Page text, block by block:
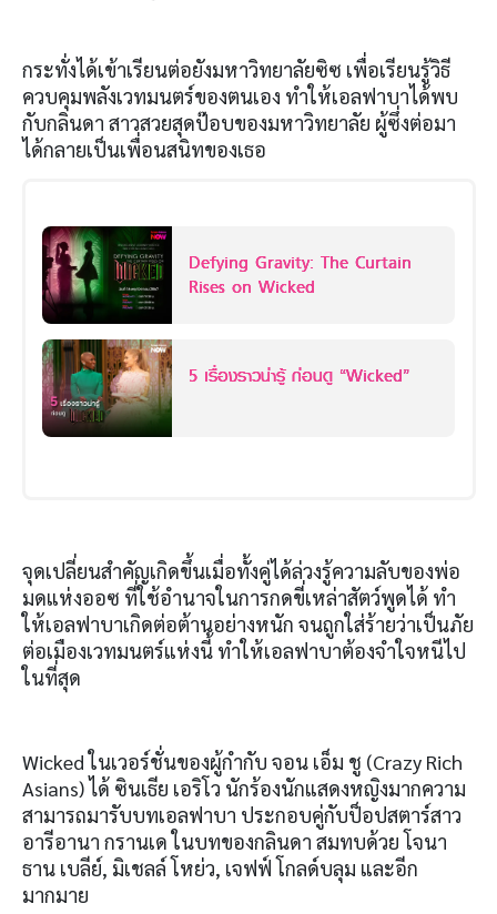
กระทั่งได้เข้าเรียนต่อยังมหาวิทยาลัยซิซ เพื่อเรียนรู้วิธี
ควบคุมพลังเวทมนตร์ของตนเอง ทำให้เอลฟาบาได้พบ
กับกลินดา สาวสวยสุดป๊อบของมหาวิทยาลัย ผู้ซึ่งต่อมา
ได้กลายเป็นเพื่อนสนิทของเธอ
Defying Gravity: The Curtain
Rises on Wicked
5 เรื่องราวน่ารู้ ก่อนดู “Wicked”
จุดเปลี่ยนสำคัญเกิดขึ้นเมื่อทั้งคู่ได้ล่วงรู้ความลับของพ่อ
มดแห่งออซ ที่ใช้อำนาจในการกดขี่เหล่าสัตว์พูดได้ ทำ
ให้เอลฟาบาเกิดต่อต้านอย่างหนัก จนถูกใส่ร้ายว่าเป็นภัย
ต่อเมืองเวทมนตร์แห่งนี้ ทำให้เอลฟาบาต้องจำใจหนีไป
ในที่สุด
Wicked ในเวอร์ชั่นของผู้กำกับ จอน เอ็ม ชู (Crazy Rich
Asians) ได้ ซินเธีย เอริโว นักร้องนักแสดงหญิงมากความ
สามารถมารับบทเอลฟาบา ประกอบคู่กับป็อปสตาร์สาว
อารีอานา กรานเด ในบทของกลินดา สมทบด้วย โจนา
ธาน เบลีย์, มิเชลล์ โหย่ว, เจฟฟ์ โกลด์บลุม และอีก
มากมาย